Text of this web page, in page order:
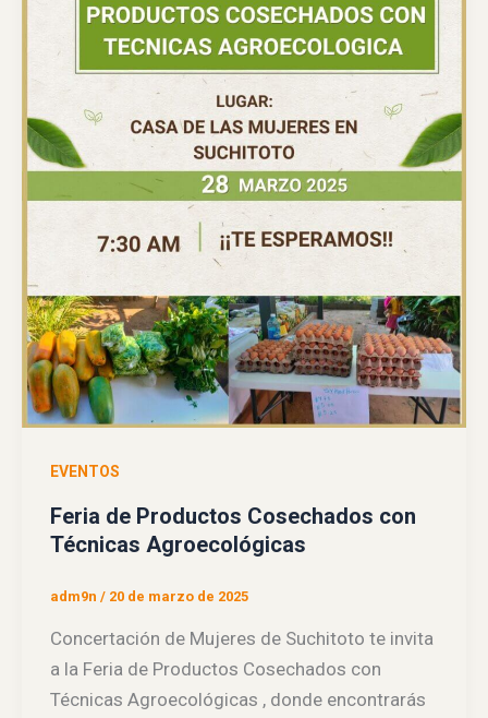
EVENTOS
Feria de Productos Cosechados con
Técnicas Agroecológicas
adm9n / 20 de marzo de 2025
Concertación de Mujeres de Suchitoto te invita
a la Feria de Productos Cosechados con
Técnicas Agroecológicas , donde encontrarás